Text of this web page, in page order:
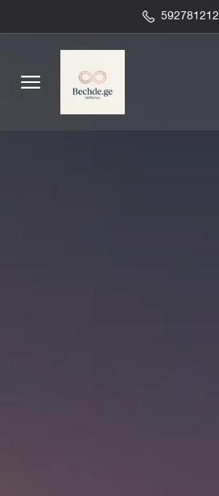
592781212